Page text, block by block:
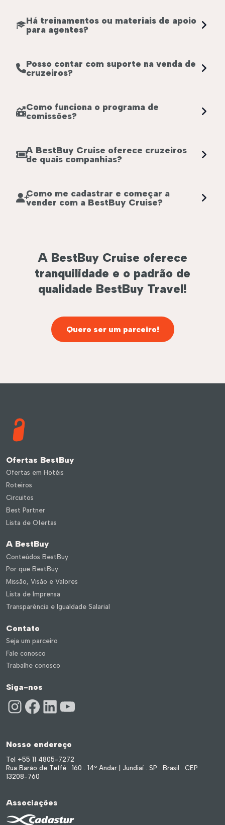
Há treinamentos ou materiais de apoio
para agentes?
Posso contar com suporte na venda de
cruzeiros?
Como funciona o programa de
comissões?
A BestBuy Cruise oferece cruzeiros
de quais companhias?
Como me cadastrar e começar a
vender com a BestBuy Cruise?
A BestBuy Cruise oferece
tranquilidade e o padrão de
qualidade BestBuy Travel!
Quero ser um parceiro!
Ofertas BestBuy
Ofertas em Hotéis
Roteiros
Circuitos
Best Partner
Lista de Ofertas
A BestBuy
Conteúdos BestBuy
Por que BestBuy
Missão, Visão e Valores
Lista de Imprensa
Transparência e Igualdade Salarial
Contato
Seja um parceiro
Fale conosco
Trabalhe conosco
Siga-nos
Nosso endereço
Tel +55 11 4805-7272
Rua Barão de Teffé . 160 . 14º Andar | Jundiaí . SP . Brasil . CEP
13208-760
Associações